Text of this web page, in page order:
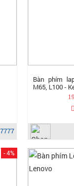
Bàn phím
M65, L100 -
- 4%